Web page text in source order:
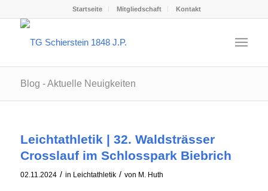
Startseite Mitgliedschaft Kontakt
Blog - Aktuelle Neuigkeiten
Leichtathletik | 32. Waldsträsser
Crosslauf im Schlosspark Biebrich
02.11.2024 / in Leichtathletik / von M. Huth